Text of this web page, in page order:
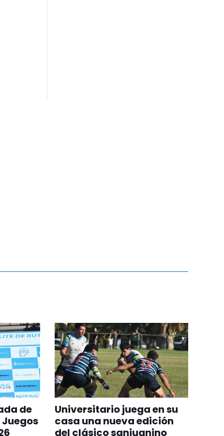
de
Universitario juega en su
casa una nueva edición
del clásico sanjuanino